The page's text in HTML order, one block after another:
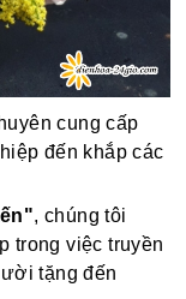
cung cấp
đến khắp các
, chúng tôi
trong việc truyền
tặng đến